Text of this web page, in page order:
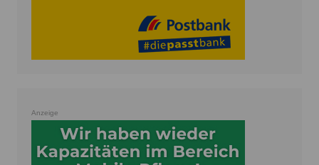
Anzeige